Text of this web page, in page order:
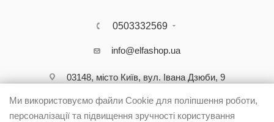
0503332569
info@elfashop.ua
03148, місто Київ, вул. Івана Дзюби, 9
Ми використовуємо файли Cookie для поліпшення роботи,
персоналізації та підвищення зручності користування